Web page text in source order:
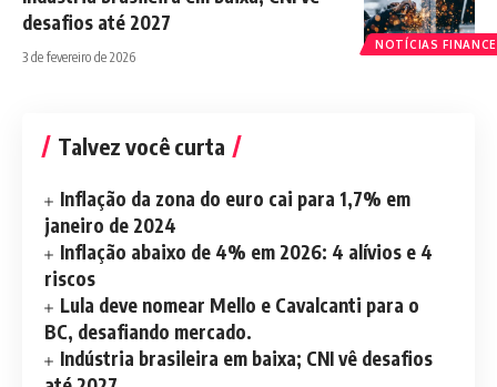
NOTÍCIAS
desafios até 2027
3 de fevereiro de 2026
Talvez você curta
Inflação da zona do euro cai para 1,7% em
janeiro de 2024
Inflação abaixo de 4% em 2026: 4 alívios e 4
riscos
Lula deve nomear Mello e Cavalcanti para o
BC, desafiando mercado.
Indústria brasileira em baixa; CNI vê desafios